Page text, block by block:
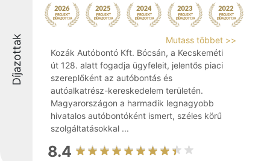
Díjazottak
Mutass többet >>
Kozák Autóbontó Kft. Bócsán, a Kecskeméti
út 128. alatt fogadja ügyfeleit, jelentős piaci
szereplőként az autóbontás és
autóalkatrész-kereskedelem területén.
Magyarországon a harmadik legnagyobb
hivatalos autóbontóként ismert, széles körű
szolgáltatásokkal ...
8.4